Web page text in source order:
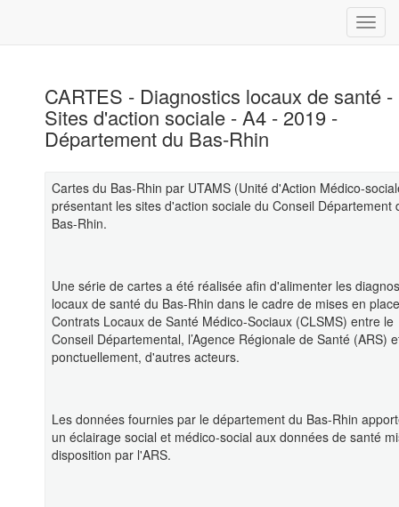
CARTES - Diagnostics locaux de santé -
Sites d'action sociale - A4 - 2019 -
Département du Bas-Rhin
Cartes du Bas-Rhin par UTAMS (Unité d'Action Médico-
présentant les sites d'action sociale du Conseil Département
Bas-Rhin.
Une série de cartes a été réalisée afin d'alimenter les
locaux de santé du Bas-Rhin dans le cadre de mises en
Contrats Locaux de Santé Médico-Sociaux (CLSMS) entre le
Conseil Départemental, l’Agence Régionale de Santé (ARS)
ponctuellement, d'autres acteurs.
Les données fournies par le département du Bas-Rhin
un éclairage social et médico-social aux données de santé
disposition par l'ARS.